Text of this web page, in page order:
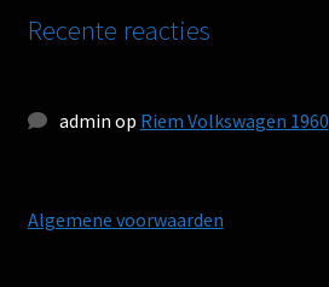
Recente reacties
admin op Riem Volkswagen 1960
Algemene voorwaarden